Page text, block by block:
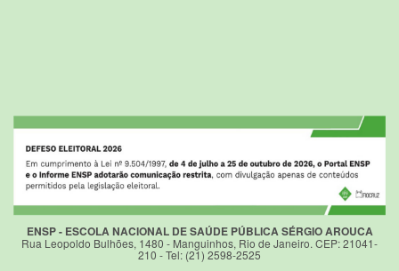
ENSP - ESCOLA NACIONAL DE SAÚDE PÚBLICA SÉRGIO AROUCA
Rua Leopoldo Bulhões, 1480 - Manguinhos, Rio de Janeiro. CEP: 21041-
210 - Tel: (21) 2598-2525